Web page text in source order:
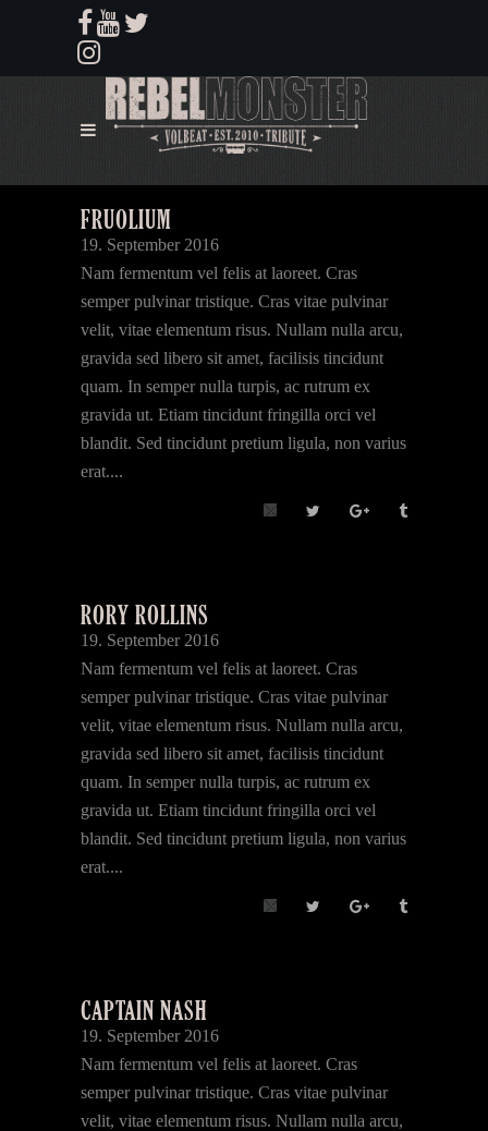
FRUOLIUM
19. September 2016
Nam fermentum vel felis at laoreet. Cras
semper pulvinar tristique. Cras vitae pulvinar
velit, vitae elementum risus. Nullam nulla arcu,
gravida sed libero sit amet, facilisis tincidunt
quam. In semper nulla turpis, ac rutrum ex
gravida ut. Etiam tincidunt fringilla orci vel
blandit. Sed tincidunt pretium ligula, non varius
erat....
RORY ROLLINS
19. September 2016
Nam fermentum vel felis at laoreet. Cras
semper pulvinar tristique. Cras vitae pulvinar
velit, vitae elementum risus. Nullam nulla arcu,
gravida sed libero sit amet, facilisis tincidunt
quam. In semper nulla turpis, ac rutrum ex
gravida ut. Etiam tincidunt fringilla orci vel
blandit. Sed tincidunt pretium ligula, non varius
erat....
CAPTAIN NASH
19. September 2016
Nam fermentum vel felis at laoreet. Cras
semper pulvinar tristique. Cras vitae pulvinar
velit, vitae elementum risus. Nullam nulla arcu,